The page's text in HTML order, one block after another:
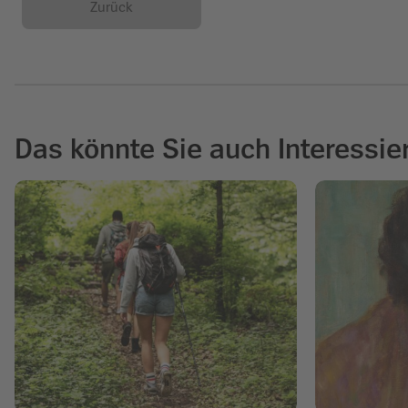
Zurück
Das könnte Sie auch